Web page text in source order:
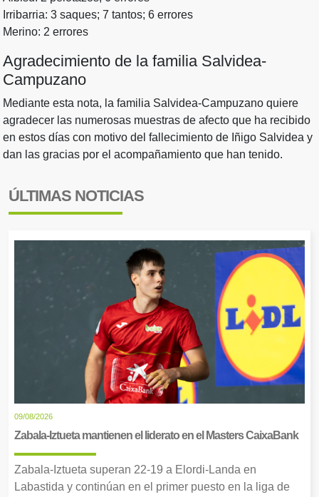
Irribarria: 3 saques; 7 tantos; 6 errores
Merino: 2 errores
Agradecimiento de la familia Salvidea-
Campuzano
Mediante esta nota, la familia Salvidea-Campuzano quiere
agradecer las numerosas muestras de afecto que ha recibido
en estos días con motivo del fallecimiento de Iñigo Salvidea y
dan las gracias por el acompañamiento que han tenido.
ÚLTIMAS NOTICIAS
09/08/2026
Zabala-Iztueta mantienen el liderato en el Masters CaixaBank
Zabala-Iztueta superan 22-19 a Elordi-Landa en
Labastida y continúan en el primer puesto en la liga de